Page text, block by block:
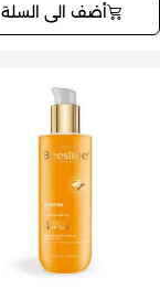
أضف الى السلة